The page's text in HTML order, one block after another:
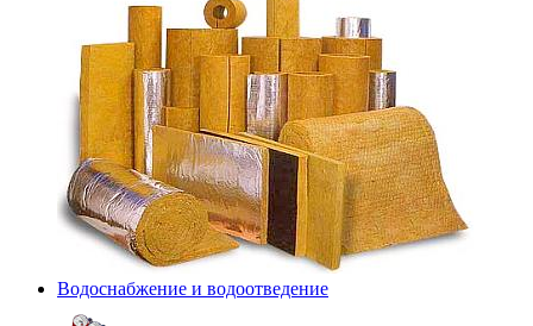
Водоснабжение и водоотведение